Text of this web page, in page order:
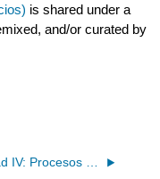
is shared under a
and/or curated by